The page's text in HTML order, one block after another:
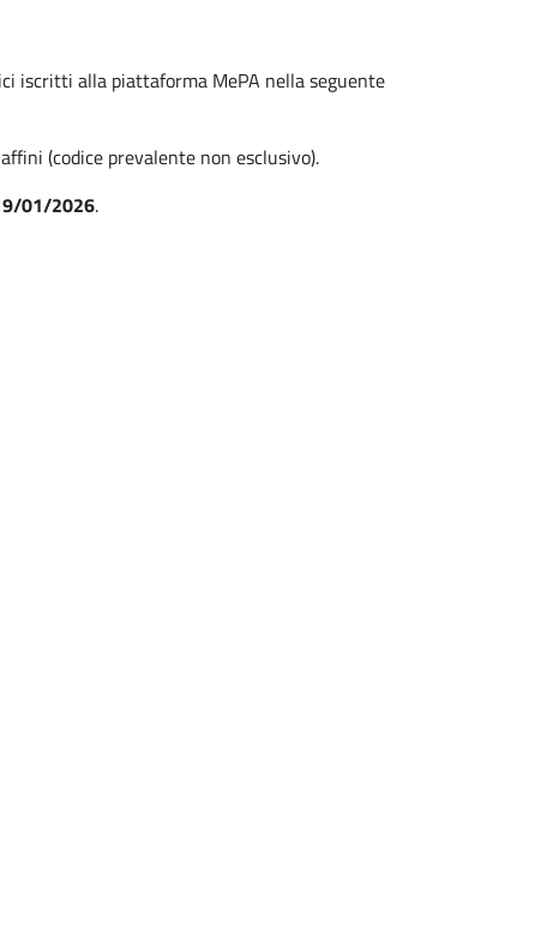
iscritti alla piattaforma MePA nella seguente
(codice prevalente non esclusivo).
01/2026.